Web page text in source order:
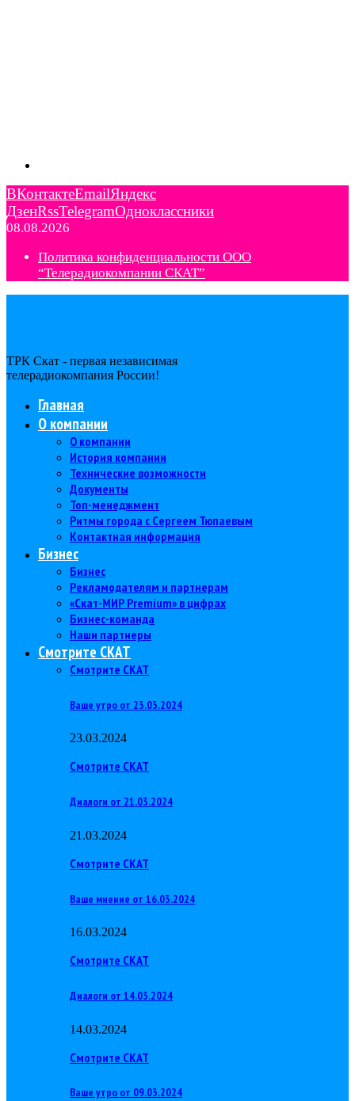
ВКонтактеEmailЯндекс
ДзенRssTelegramОдноклассники
08.08.2026
Политика конфиденциальности ООО
“Телерадиокомпании СКАТ”
ТРК Скат - первая независимая
телерадиокомпания Роcсии!
Главная
О компании
О компании
История компании
Технические возможности
Документы
Топ-менеджмент
Ритмы города с Сергеем Тюпаевым
Контактная информация
Бизнес
Бизнес
Рекламодателям и партнерам
«Скат-МИР Premium» в цифрах
Бизнес-команда
Наши партнеры
Смотрите СКАТ
Смотрите СКАТ
Ваше утро от 23.03.2024
23.03.2024
Смотрите СКАТ
Диалоги от 21.03.2024
21.03.2024
Смотрите СКАТ
Ваше мнение от 16.03.2024
16.03.2024
Смотрите СКАТ
Диалоги от 14.03.2024
14.03.2024
Смотрите СКАТ
Ваше утро от 09.03.2024